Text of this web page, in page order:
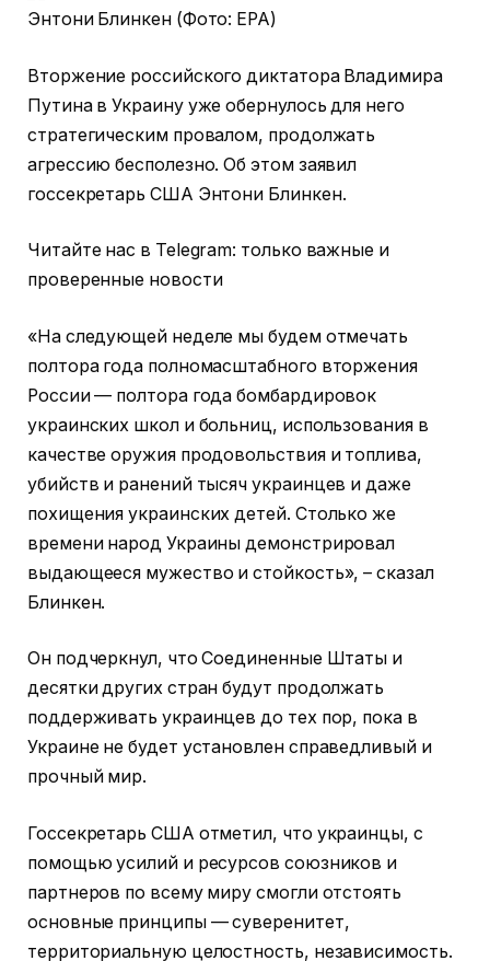
Энтони Блинкен (Фото: EPA)
Вторжение российского диктатора Владимира
Путина в Украину уже обернулось для него
стратегическим провалом, продолжать
агрессию бесполезно. Об этом заявил
госсекретарь США Энтони Блинкен.
Читайте нас в Telegram: только важные и
проверенные новости
«На следующей неделе мы будем отмечать
полтора года полномасштабного вторжения
России — полтора года бомбардировок
украинских школ и больниц, использования в
качестве оружия продовольствия и топлива,
убийств и ранений тысяч украинцев и даже
похищения украинских детей. Столько же
времени народ Украины демонстрировал
выдающееся мужество и стойкость», – сказал
Блинкен.
Он подчеркнул, что Соединенные Штаты и
десятки других стран будут продолжать
поддерживать украинцев до тех пор, пока в
Украине не будет установлен справедливый и
прочный мир.
Госсекретарь США отметил, что украинцы, с
помощью усилий и ресурсов союзников и
партнеров по всему миру смогли отстоять
основные принципы — суверенитет,
территориальную целостность, независимость.